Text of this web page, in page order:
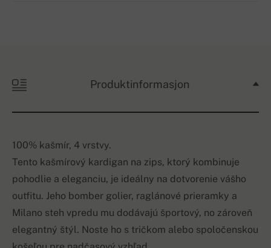
Produktinformasjon
100% kašmír, 4 vrstvy.
Tento kašmírový kardigan na zips, ktorý kombinuje
pohodlie a eleganciu, je ideálny na dotvorenie vášho
outfitu. Jeho bomber golier, raglánové prieramky a
Milano steh vpredu mu dodávajú športový, no zároveň
elegantný štýl. Noste ho s tričkom alebo spoločenskou